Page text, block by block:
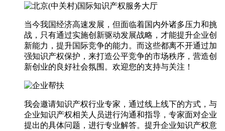
当今我国经济高速发展，但面临着国内外诸多压力和挑
战，只有通过实施创新驱动发展战略，才能提升企业创
新能力，提升国际竞争的能力。而这些都离不开通过加
强知识产权保护，来打造公平竞争的市场秩序，营造创
新创业的良好社会氛围。欢迎您的支持与关注！
我会邀请知识产权行业专家，通过线上线下的方式，与
企业知识产权相关人员进行沟通和指导，专家面对企业
提出的具体问题，进行专业解答。提升企业知识产权意